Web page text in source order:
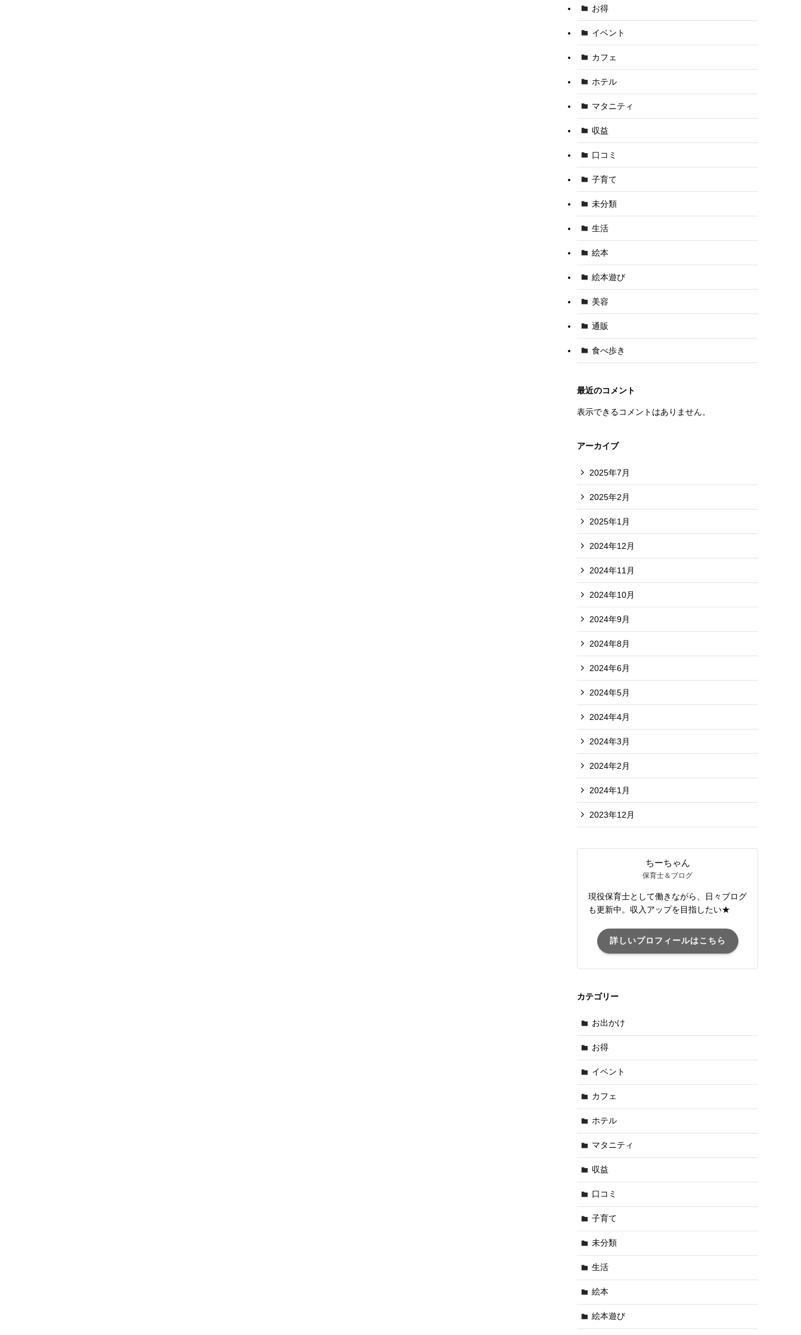
お得
イベント
カフェ
ホテル
マタニティ
収益
口コミ
子育て
未分類
生活
絵本
絵本遊び
美容
通販
食べ歩き
最近のコメント
表示できるコメントはありません。
アーカイブ
2025年7月
2025年2月
2025年1月
2024年12月
2024年11月
2024年10月
2024年9月
2024年8月
2024年6月
2024年5月
2024年4月
2024年3月
2024年2月
2024年1月
2023年12月
ちーちゃん
保育士＆ブログ
現役保育士として働きながら、日々ブログ
も更新中。収入アップを目指したい★
詳しいプロフィールはこちら
カテゴリー
お出かけ
お得
イベント
カフェ
ホテル
マタニティ
収益
口コミ
子育て
未分類
生活
絵本
絵本遊び